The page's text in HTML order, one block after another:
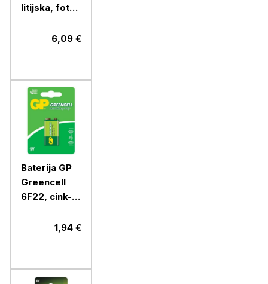
litijska, foto
6,09 €
Baterija GP
Greencell
6F22, cink-
1 blister1,94 €